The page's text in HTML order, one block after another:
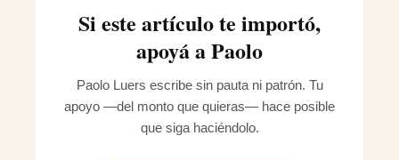
Si este artículo te importó,
apoyá a Paolo
Paolo Luers escribe sin pauta ni patrón. Tu
apoyo —del monto que quieras— hace posible
que siga haciéndolo.